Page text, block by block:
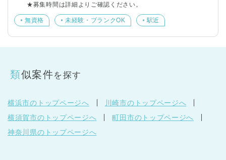
★募集時間は詳細よりご確認ください。
無資格 未経験・ブランクOK 駅近
類似案件を探す
横浜市のトップページへ
川崎市のトップページへ
横須賀市のトップページへ
町田市のトップページへ
神奈川県のトップページへ